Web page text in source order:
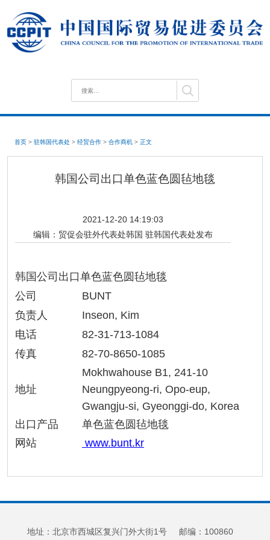
首页 > 驻韩国代表处 > 经贸合作 > 合作商机 > 正文
韩国公司出口单色蓝色圆毡地毯
2021-12-20 14:19:03
编辑： 贸促会驻外代表处韩国 驻韩国代表处发布
韩国公司出口单色蓝色圆毡地毯
公司
BUNT
负责人
Inseon, Kim
电话
82-31-713-1084
传真
82-70-8650-1085
地址
Mokhwahouse B1, 241-10
Neungpyeong-ri, Opo-eup,
Gwangju-si, Gyeonggi-do, Korea
出口产品
单色蓝色圆毡地毯
网站
www.bunt.kr
地址：北京市西城区复兴门外大街1号 邮编：100860